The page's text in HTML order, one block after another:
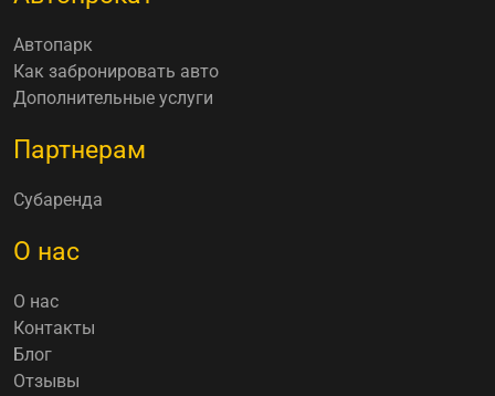
Автопарк
Как забронировать авто
Дополнительные услуги
Партнерам
Субаренда
О нас
О нас
Контакты
Блог
Отзывы